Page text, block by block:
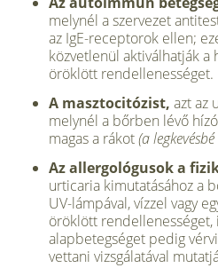
melynél a szervezet
az IgE-receptorok ellen;
közvetlenül ak­tiválhatják a
öröklött rendellenességet.
A masztocitózist, azt az
mely­nél a bőrben lévő
magas a rákot(a
Az allergológusok a
urticaria kimuta­tásához a
UV-lámpával, vízzel vagy
öröklött rendellenességet,
alapbetegséget pedig
vettani vizsgálatával